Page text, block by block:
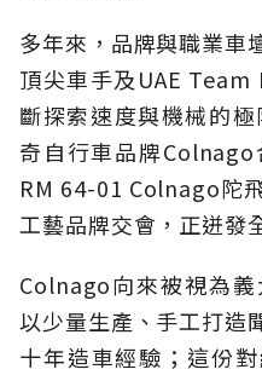
多年來，品牌與職業車
頂尖車手及UAE
斷探索速度與機械的
奇自行車品牌
RM 64-01 Colnago陀
工藝品牌交會，正迸發
Colnago向來被視為義
以少量生產、手工打造
十年造車經驗；這份